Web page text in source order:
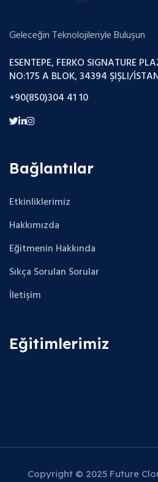
Geleceğin Teknolojileriyle Buluşun
ESENTEPE, FERKO SIGNATURE
NO:175 A BLOK, 34394 ŞIŞLI/
+90(850)304 41 10
Bağlantılar
Etkinliklerimiz
Hakkımızda
Eğitmenin Hakkında
Sıkça Sorulan Sorular
İletişim
Eğitimlerimiz
Copyright © 2025 Future